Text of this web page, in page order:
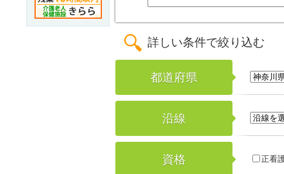
詳しい条件で絞り込む
都道府県
沿線
資格 正看